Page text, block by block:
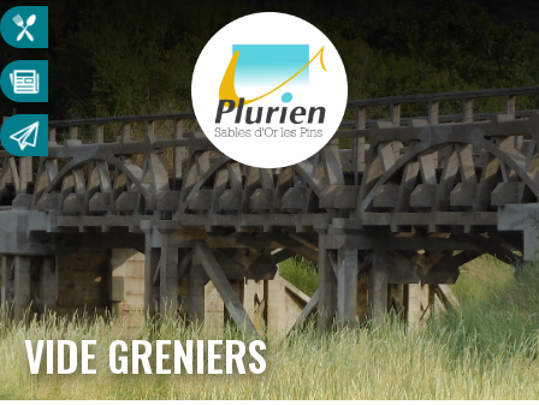
VIDE GRENIERS